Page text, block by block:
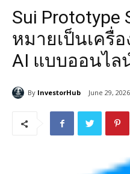
Sui Prototype
หมายเป็นเครื่
AI แบบออนไล
By InvestorHub June 29, 2026